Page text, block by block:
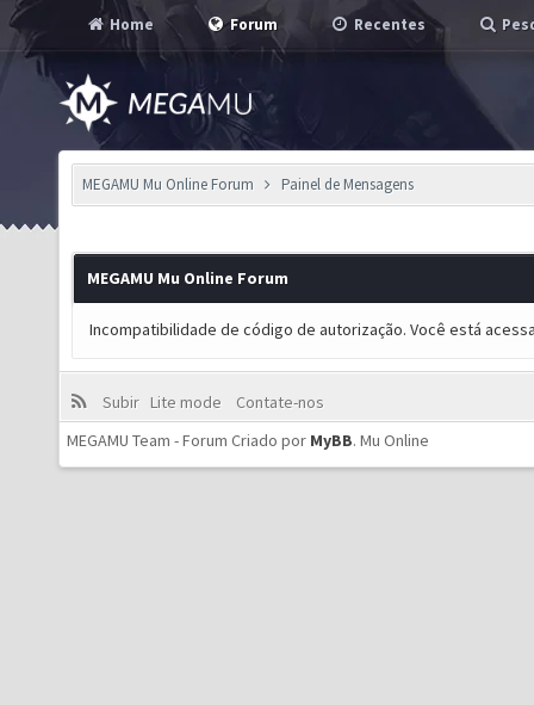
Home Forum Recentes
MEGAMU Mu Online Forum Painel de Mensagens
MEGAMU Mu Online Forum
Incompatibilidade de código de autorização. Você está
Subir Lite mode
Contate-nos
MEGAMU Team - Forum Criado por MyBB. Mu Online